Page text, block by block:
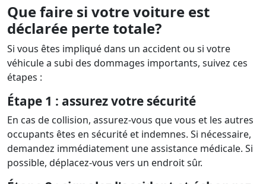
Que faire si votre voiture est
déclarée perte totale?
Si vous êtes impliqué dans un accident ou si votre
véhicule a subi des dommages importants, suivez ces
étapes :
Étape 1 : assurez votre sécurité
En cas de collision, assurez-vous que vous et les autres
occupants êtes en sécurité et indemnes. Si nécessaire,
demandez immédiatement une assistance médicale. Si
possible, déplacez-vous vers un endroit sûr.